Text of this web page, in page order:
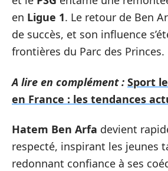
en Ligue 1. Le retour de Ben
de succès, et son influence
frontières du Parc des Princes.
A lire en complément : Sport
en France : les tendances
Hatem Ben Arfa devient
respecté, inspirant les jeunes
redonnant confiance à ses